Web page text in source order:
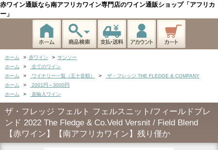
赤ワイン通販なら南アフリカワイン専門店のワイン通販ショップ「アフリカ
ー」
ホーム > 赤ワイン > サンソー
ホーム
>
全てのワイン
ホーム
> ワイナリー一覧（五十音順） >
ザ・フレッジ THE FLEDGE & COMPANY
ホーム
>
2001円～3000円
ホーム
> 直輸入ワイン
ザ・フレッジ フェルト フェルスニット/フィールドブレ
ンド 2022 The Fledge & Co.Veld Versnit / Field Blend
【赤ワイン】【南アフリカワイン】残り僅か